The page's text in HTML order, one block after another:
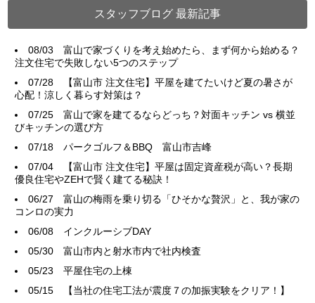
スタッフブログ 最新記事
08/03富山で家づくりを考え始めたら、まず何から始める？
注文住宅で失敗しない5つのステップ
07/28
【富山市 注文住宅】平屋を建てたいけど夏の暑さが
心配！涼しく暮らす対策は？
07/25富山で家を建てるならどっち？対面キッチン vs 横並
びキッチンの選び方
07/18パークゴルフ＆BBQ 富山市吉峰
07/04
【富山市 注文住宅】平屋は固定資産税が高い？長期
優良住宅やZEHで賢く建てる秘訣！
06/27富山の梅雨を乗り切る「ひそかな贅沢」と、我が家の
コンロの実力
06/08 インクルーシブDAY
05/30富山市内と射水市内で社内検査
05/23平屋住宅の上棟
05/15
【当社の住宅工法が震度７の加振実験をクリア！】